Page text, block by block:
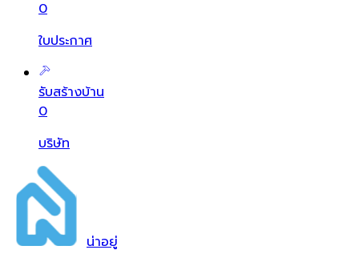
0
ใบประกาศ
รับสร้างบ้าน
0
บริษัท
น่าอยู่